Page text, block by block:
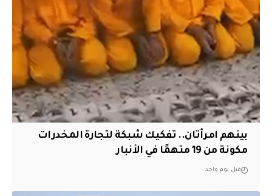
بينهم امرأتان.. تفكيك شبكة لتجارة المخدرات
مكونة من 19 متهمًا في الأنبار
قبل يوم واحد